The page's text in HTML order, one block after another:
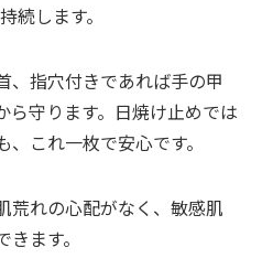
続します。
、指穴付きであれば手の甲
ら守ります。日焼け止めでは
これ一枚で安心です。
荒れの心配がなく、敏感肌
ます。